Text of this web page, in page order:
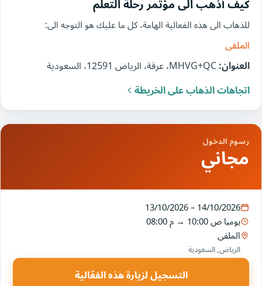
للذهاب الى هذه الفعالية الهامة، كل ما عليك هو التوجه الى:
الملفى
العنوان:
اتجاهات الذهاب على الخريطة
رسوم الدخول
مجاني
13/10/2026 – 14/10/2026
يوميا10:00 ص →08:00 م
الملفى
الرياض, السعودية
التسجيل لزيارة هذه الفعّالية